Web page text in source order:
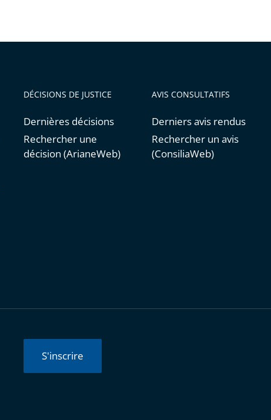
DÉCISIONS DE JUSTICE
Dernières décisions
Rechercher une
décision (ArianeWeb)
AVIS CONSULTATIFS
Derniers avis rendus
Rechercher un avis
(ConsiliaWeb)
S'inscrire